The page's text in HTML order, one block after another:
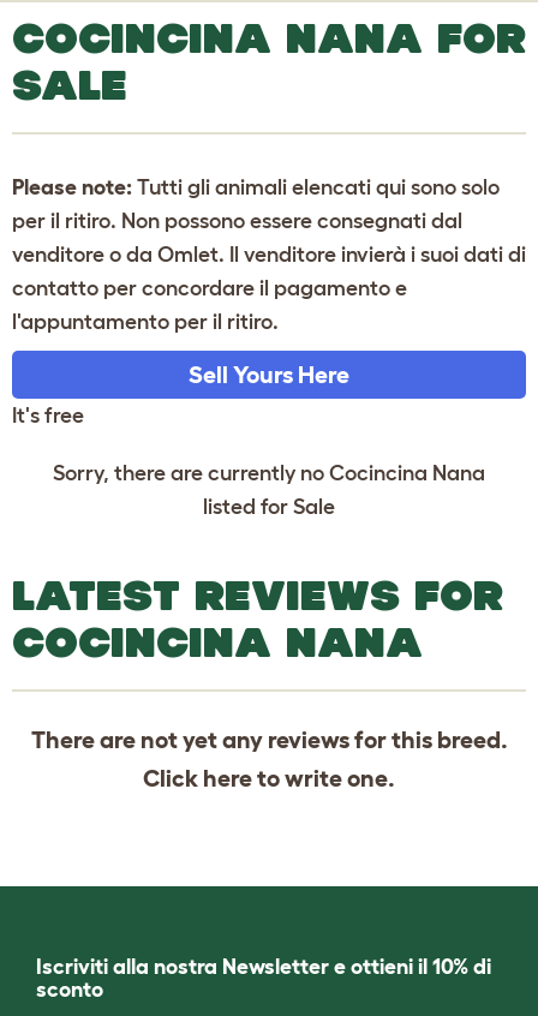
COCINCINA NANA FOR
SALE
Please note: Tutti gli animali elencati qui sono solo
per il ritiro. Non possono essere consegnati dal
venditore o da Omlet. Il venditore invierà i suoi dati di
contatto per concordare il pagamento e
l'appuntamento per il ritiro.
Sell Yours Here
It's free
Sorry, there are currently no Cocincina Nana
listed for Sale
LATEST REVIEWS FOR
COCINCINA NANA
There are not yet any reviews for this breed.
Click hereto write one.
Iscriviti alla nostra Newsletter e ottieni il 10% di
sconto